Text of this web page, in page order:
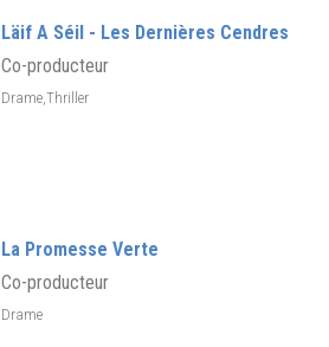
Läif A Séil - Les Dernières Cendres
Co-producteur
Drame,Thriller
La Promesse Verte
Co-producteur
Drame